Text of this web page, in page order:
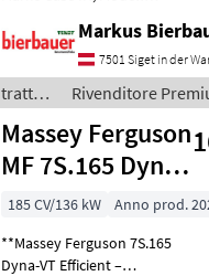
wunderschönes Fahrzeug
mit einer Leistung von 277
PS und einem Baujahr von
2020. Es verfüg
7501 Siget in der
trattori
/ Case
IH
Rivenditore
Massey Ferguson
MF 7S.165 Dyna-
VT Efficient
185 CV/136 kW Anno prod.
**Massey Ferguson 7S.165
Dyna-VT Efficient –